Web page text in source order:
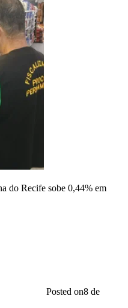
do Recife sobe 0,44% em
Posted on8 de